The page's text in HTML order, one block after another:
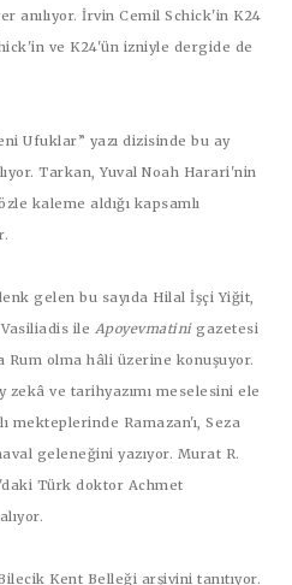
anılıyor. İrvin Cemil Schick'in K24
ve K24'ün izniyle dergide de
Ufuklar” yazı dizisinde bu ay
Tarkan, Yuval Noah Harari'nin
kaleme aldığı kapsamlı
gelen bu sayıda Hilal İşçi Yiğit,
ile Apoyevmatinigazetesi
olma hâli üzerine konuşuyor.
zekâ ve tarihyazımı meselesini ele
mekteplerinde Ramazan'ı, Seza
geleneğini yazıyor. Murat R.
Türk doktor Achmet
Kent Belleği arşivini tanıtıyor.